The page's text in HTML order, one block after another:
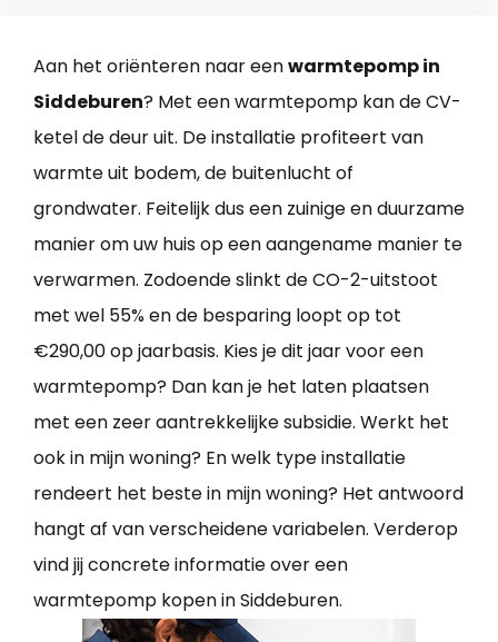
Aan het oriënteren naar eenwarmtepomp in
Siddeburen? Met een warmtepomp kan de CV-
ketel de deur uit. De installatie profiteert van
warmte uit bodem, de buitenlucht of
grondwater. Feitelijk dus een zuinige en duurzame
manier om uw huis op een aangename manier te
verwarmen. Zodoende slinkt de CO-2-uitstoot
met wel 55% en de besparing loopt op tot
€290,00 op jaarbasis. Kies je dit jaar voor een
warmtepomp? Dan kan je het laten plaatsen
met een zeer aantrekkelijke subsidie. Werkt het
ook in mijn woning? En welk type installatie
rendeert het beste in mijn woning? Het antwoord
hangt af van verscheidene variabelen. Verderop
vind jij concrete informatie over een
warmtepomp kopen in Siddeburen.